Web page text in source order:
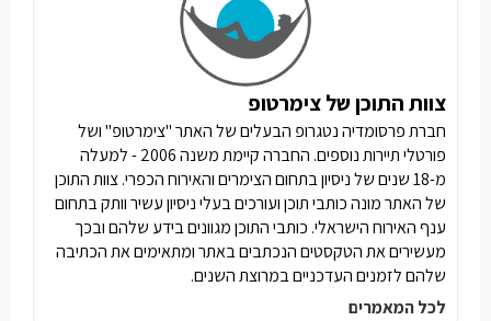
צוות התוכן של צימרטופ
חברת פרסומדיה נטגרופ הבעלים של האתר "צימרטופ" ושל
פורטלי תיירות נוספים. החברה קיימת משנה 2006 - למעלה
מ-18 שנים של ניסיון בתחום הצימרים והאירוח הכפרי. צוות התוכן
של האתר מונה כותבי תוכן ועורכים בעלי ניסיון עשיר וותק בתחום
ענף האירוח הישראלי. כותבי התוכן מגוונים בידע שלהם ובכך
מעשירים את הטקסטים הנכתבים באתר ומתאימים את הכתיבה
שלהם לזמנים העדכניים במרוצת השנים.
לכל המאמרים